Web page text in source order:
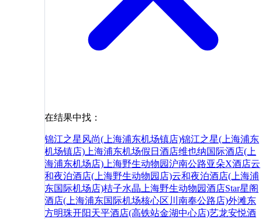
在结果中找：
锦江之星风尚(上海浦东机场镇店)锦江之星(上海浦东
机场镇店) 上海浦东机场假日酒店维也纳国际酒店(上
海浦东机场店) 上海野生动物园沪南公路亚朵X酒店云
和夜泊酒店(上海野生动物园店)云和夜泊酒店(上海浦
东国际机场店)桔子水晶上海野生动物园酒店Star星阁
酒店(上海浦东国际机场核心区川南奉公路店)外滩东
方明珠开阳天平酒店(高铁站金湖中心店)艺龙安悦酒